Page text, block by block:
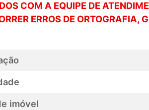
COM A EQUIPE DE
ERROS DE ORTOGRAFIA,
imóvel